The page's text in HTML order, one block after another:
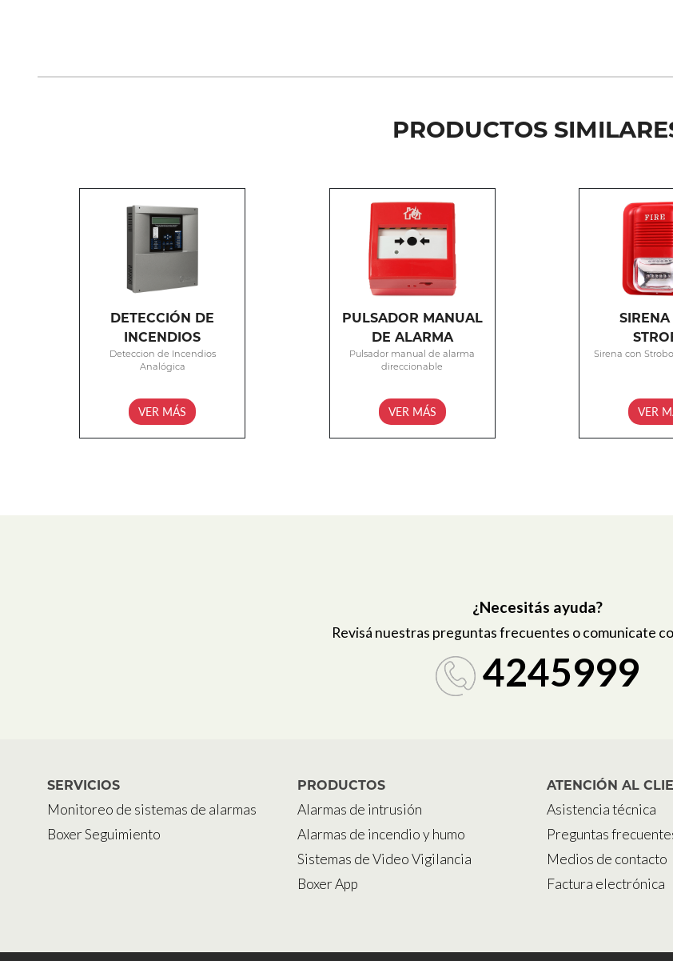
PRODUCTOS
DETECCIÓN DE
INCENDIOS
Deteccion de Incendios
Analógica
VER MÁS
PULSADOR MANUAL
DE ALARMA
Pulsador manual de alarma
direccionable
VER MÁS
Sirena con
VER
¿Necesitás ayuda?
Revisá nuestras preguntas frecuentes o comunicate
4245999
SERVICIOS
Monitoreo de sistemas de alarmas
Boxer Seguimiento
PRODUCTOS
Alarmas de intrusión
Alarmas de incendio y humo
Sistemas de Video Vigilancia
Boxer App
ATENCIÓN AL
Asistencia técnica
Preguntas
Medios de contacto
Factura electrónica